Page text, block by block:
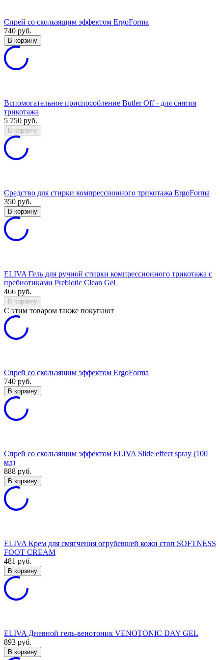
Спрей со скользящим эффектом ErgoForma
740 руб.
В корзину
Вспомогательное приспособление Butler Off - для снятия
трикотажа
5 750 руб.
В корзину
Средство для стирки компрессионного трикотажа ErgoForma
350 руб.
В корзину
ELIVA Гель для ручной стирки компрессионного трикотажа с
пребиотиками Prebiotic Clean Gel
466 руб.
В корзину
C этим товаром также покупают
Спрей со скользящим эффектом ErgoForma
740 руб.
В корзину
Спрей со скользящим эффектом ELIVA Slide effect spray (100
мл)
888 руб.
В корзину
ELIVA Крем для смягчения огрубевшей кожи стоп SOFTNESS
FOOT CREAM
481 руб.
В корзину
ELIVA Дневной гель-венотоник VENOTONIC DAY GEL
893 руб.
В корзину